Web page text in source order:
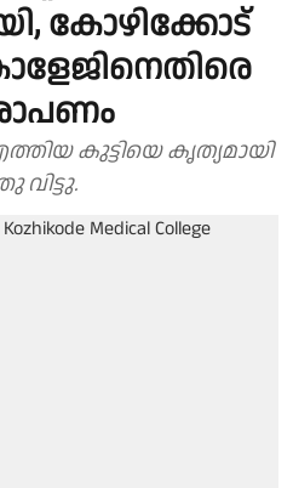
കോഴിക്കോട്
കുട്ടിയെ കൃത്യമായി
വിട്ടു.